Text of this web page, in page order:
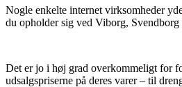
Nogle enkelte internet virksomheder
du opholder sig ved Viborg,
Det er jo i høj grad overkommeligt for
udsalgspriserne på deres varer – til